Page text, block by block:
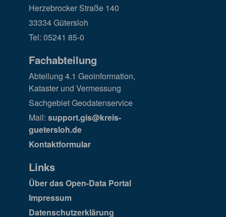
Herzebrocker Straße 140
33334 Gütersloh
Tel: 05241 85-0
Fachabteilung
Abteilung 4.1 Geoinformation,
Kataster und Vermessung
Sachgebiet Geodatenservice
Mail: support.gis@kreis-
guetersloh.de
Kontaktformular
Links
Über das Open-Data Portal
Impressum
Datenschutzerklärung